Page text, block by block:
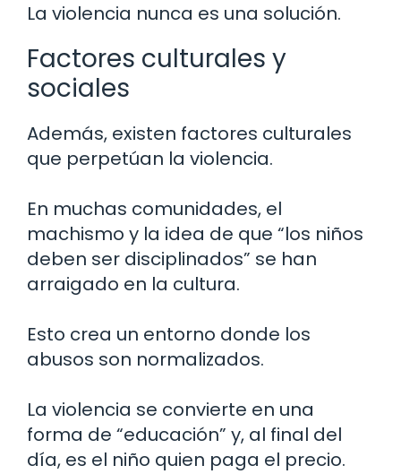
La violencia nunca es una solución.
Factores culturales y
sociales
Además, existen factores culturales
que perpetúan la violencia.
En muchas comunidades, el
machismo y la idea de que “los niños
deben ser disciplinados” se han
arraigado en la cultura.
Esto crea un entorno donde los
abusos son normalizados.
La violencia se convierte en una
forma de “educación” y, al final del
día, es el niño quien paga el precio.